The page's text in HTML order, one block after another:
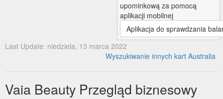
upominkową za pomocą
aplikacji mobilnej
Aplikacja do sprawdzania
Last Update: niedziela, 13 marca 2022
Wyszukiwanie innych kart Australia
Vaia Beauty Przegląd biznesowy